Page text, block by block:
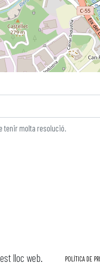
tenir molta resolució.
lloc web. POLÍTICA DE